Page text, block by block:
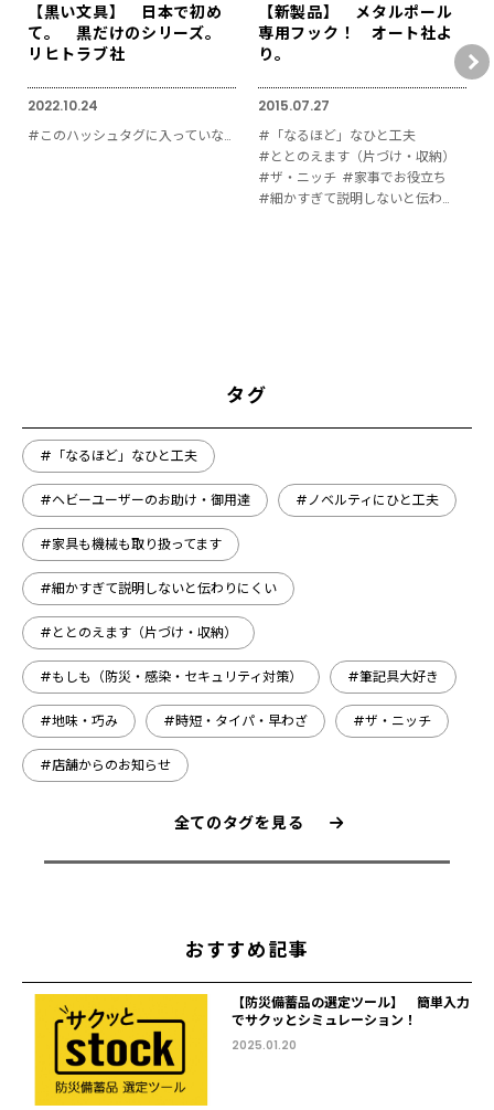
【黒い文具】 日本で初め
て。 黒だけのシリーズ。
リヒトラブ社
2022.10.24
#このハッシュタグに入っていないもの
【新製品】 メタルポール
専用フック！ オート社よ
り。
2015.07.27
#「なるほど」なひと工夫
#ととのえます（片づけ・収納）
#ザ・ニッチ #家事でお役立ち
#細かすぎて説明しないと伝わりにくい
タグ
#「なるほど」なひと工夫
#ヘビーユーザーのお助け・御用達 #ノベルティにひと工夫
#家具も機械も取り扱ってます
#細かすぎて説明しないと伝わりにくい
#ととのえます（片づけ・収納）
#もしも（防災・感染・セキュリティ対策） #筆記具大好き
#地味・巧み #時短・タイパ・早わざ #ザ・ニッチ
#店舗からのお知らせ
全てのタグを見る
おすすめ記事
【防災備蓄品の選定ツール】 簡単入力
でサクッとシミュレーション！
2025.01.20